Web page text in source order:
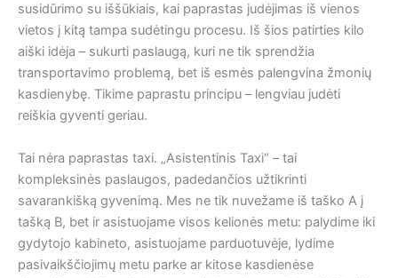
susidūrimo su iššūkiais, kai paprastas judėjimas iš vienos
vietos į kitą tampa sudėtingu procesu. Iš šios patirties kilo
aiški idėja – sukurti paslaugą, kuri ne tik sprendžia
transportavimo problemą, bet iš esmės palengvina žmonių
kasdienybę. Tikime paprastu principu – lengviau judėti
reiškia gyventi geriau.
Tai nėra paprastas taxi. „Asistentinis Taxi“ – tai
kompleksinės paslaugos, padedančios užtikrinti
savarankišką gyvenimą. Mes ne tik nuvežame iš taško A į
tašką B, bet ir asistuojame visos kelionės metu: palydime iki
gydytojo kabineto, asistuojame parduotuvėje, lydime
pasivaikščiojimų metu parke ar kitose kasdienėse